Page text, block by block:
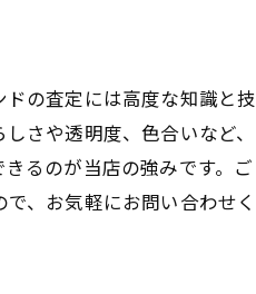
の査定には高度な知識と技
さや透明度、色合いなど、
るのが当店の強みです。ご
、お気軽にお問い合わせく